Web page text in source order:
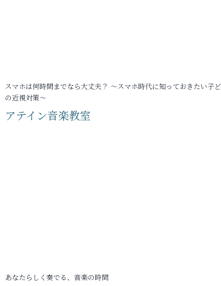
スマホは何時間までなら大丈夫？ ～スマホ時代に知っておきたい子
の近視対策～
アテイン音楽教室
あなたらしく奏でる、音楽の時間